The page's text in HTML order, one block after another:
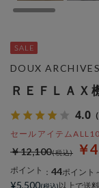
ＲＥＦＬＡＸ
4.0
セールアイテム
￥
￥12,100
ポイント ： 44ポイント
DOUX ARCHIVES
¥5,500 以上で送